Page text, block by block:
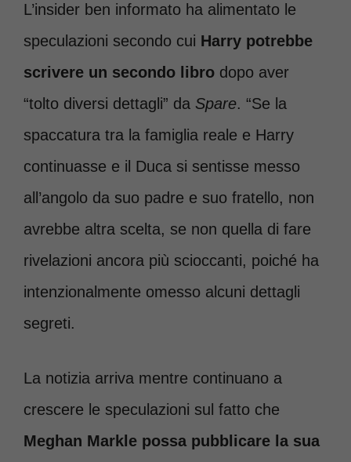
L’insider ben informato ha alimentato le
speculazioni secondo cui Harry potrebbe
scrivere un secondo libro dopo aver
“tolto diversi dettagli” da Spare. “Se la
spaccatura tra la famiglia reale e Harry
continuasse e il Duca si sentisse messo
all’angolo da suo padre e suo fratello, non
avrebbe altra scelta, se non quella di fare
rivelazioni ancora più scioccanti, poiché ha
intenzionalmente omesso alcuni dettagli
segreti.
La notizia arriva mentre continuano a
crescere le speculazioni sul fatto che
Meghan Markle possa pubblicare la sua